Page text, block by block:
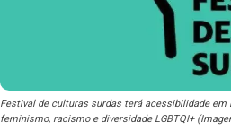
Festival de culturas surdas terá acessibilidade
feminismo, racismo e diversidade LGBTQI+